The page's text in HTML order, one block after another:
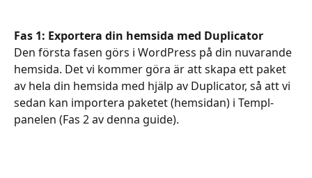
Fas 1: Exportera din hemsida med Duplicator
Den första fasen görs i WordPress på din nuvarande
hemsida. Det vi kommer göra är att skapa ett paket
av hela din hemsida med hjälp av Duplicator, så att vi
sedan kan importera paketet (hemsidan) i Templ-
panelen (Fas 2 av denna guide).